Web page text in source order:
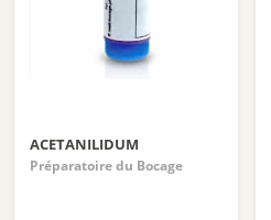
ACETANILIDUM
Préparatoire du Bocage